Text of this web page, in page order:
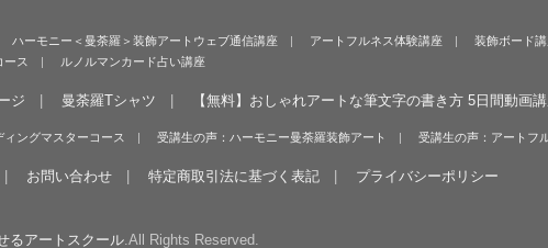
ハーモニー＜曼荼羅＞装飾アートウェブ通信講座 アートフルネス体験講座 装飾ボード講
ース
ルノルマンカード占い講座
ジ 曼荼羅Tシャツ 【無料】おしゃれアートな筆文字の書き方 5日間動画
ングマスターコース 受講生の声：ハーモニー曼荼羅装飾アート 受講生の声：アートフ
お問い合わせ 特定商取引法に基づく表記 プライバシーポリシー
るアートスクール .All Rights Reserved.